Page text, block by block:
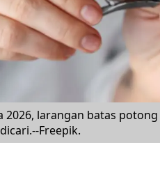
2026, larangan batas
Freepik.